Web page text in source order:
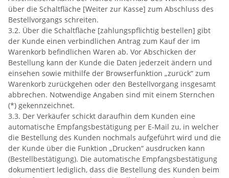
über die Schaltfläche [Weiter zur Kasse] zum Abschluss des
Bestellvorgangs schreiten.
3.2. Über die Schaltfläche [zahlungspflichtig bestellen] gibt
der Kunde einen verbindlichen Antrag zum Kauf der im
Warenkorb befindlichen Waren ab. Vor Abschicken der
Bestellung kann der Kunde die Daten jederzeit ändern und
einsehen sowie mithilfe der Browserfunktion „zurück“ zum
Warenkorb zurückgehen oder den Bestellvorgang insgesamt
abbrechen. Notwendige Angaben sind mit einem Sternchen
(*) gekennzeichnet.
3.3. Der Verkäufer schickt daraufhin dem Kunden eine
automatische Empfangsbestätigung per E-Mail zu, in welcher
die Bestellung des Kunden nochmals aufgeführt wird und die
der Kunde über die Funktion „Drucken“ ausdrucken kann
(Bestellbestätigung). Die automatische Empfangsbestätigung
dokumentiert lediglich, dass die Bestellung des Kunden beim